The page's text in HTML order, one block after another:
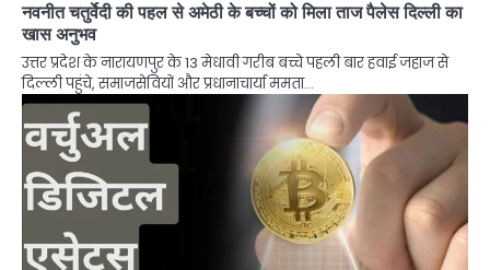
नवनीत चतुर्वेदी की पहल से अमेठी के बच्चों को मिला ताज पैलेस दिल्ली का
खास अनुभव
उत्तर प्रदेश के नारायणपुर के 13 मेधावी गरीब बच्चे पहली बार हवाई जहाज से
दिल्ली पहुंचे, समाजसेवियों और प्रधानाचार्या ममता…